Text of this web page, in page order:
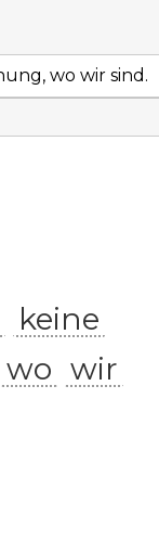
keine
wo wir